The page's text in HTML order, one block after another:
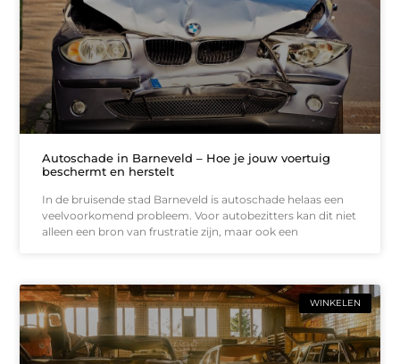
Autoschade in Barneveld – Hoe je jouw voertuig
beschermt en herstelt
In de bruisende stad Barneveld is autoschade helaas een
veelvoorkomend probleem. Voor autobezitters kan dit niet
alleen een bron van frustratie zijn, maar ook een
WINKELEN